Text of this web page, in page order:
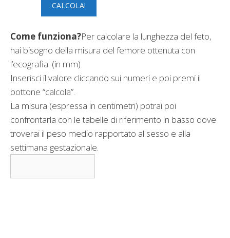
Come funziona?Per calcolare la lunghezza del feto,
hai bisogno della misura del femore ottenuta con
l’ecografia. (in mm)
Inserisci il valore cliccando sui numeri e poi premi il
bottone “calcola”.
La misura (espressa in centimetri) potrai poi
confrontarla con le tabelle di riferimento in basso dove
troverai il peso medio rapportato al sesso e alla
settimana gestazionale.